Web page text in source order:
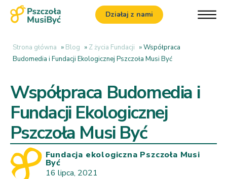
Działaj z nami
Strona główna » Blog » Z życia Fundacji »Współpraca
Budomedia i Fundacji Ekologicznej Pszczoła Musi Być
Współpraca Budomedia i
Fundacji Ekologicznej
Pszczoła Musi Być
Fundacja ekologiczna Pszczoła Musi
Być
16 lipca, 2021